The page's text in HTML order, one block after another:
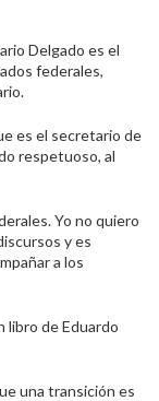
Delgado es el
federales,
es el secretario de
respetuoso, al
Yo no quiero
y es
a los
libro de Eduardo
una transición es